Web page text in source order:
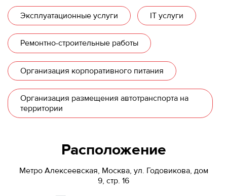
Эксплуатационные услуги IT услуги
Ремонтно-строительные работы
Организация корпоративного питания
Организация размещения автотранспорта на
территории
Расположение
Метро Алексеевская, Москва, ул. Годовикова, дом
9, стр. 16